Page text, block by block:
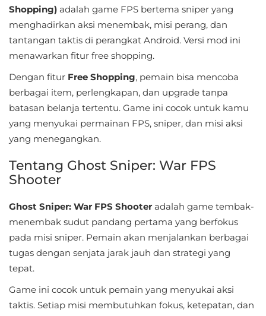
Music
Puzzle
Racing
Role
Playing
Shooting
Simulation
Standalone
Story-
Driven
Shopping) adalah game FPS bertema sniper yang
menghadirkan aksi menembak, misi perang, dan
tantangan taktis di perangkat Android. Versi mod ini
menawarkan fitur free shopping.
Dengan fitur Free Shopping, pemain bisa mencoba
berbagai item, perlengkapan, dan upgrade tanpa
batasan belanja tertentu. Game ini cocok untuk kamu
yang menyukai permainan FPS, sniper, dan misi aksi
yang menegangkan.
Tentang Ghost Sniper: War FPS
Shooter
Ghost Sniper: War FPS Shooter adalah game tembak-
menembak sudut pandang pertama yang berfokus
pada misi sniper. Pemain akan menjalankan berbagai
tugas dengan senjata jarak jauh dan strategi yang
tepat.
Game ini cocok untuk pemain yang menyukai aksi
taktis. Setiap misi membutuhkan fokus, ketepatan, dan